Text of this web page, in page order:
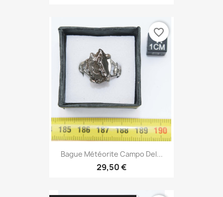
Bague Météorite Campo Del...
29,50 €
favorite_border